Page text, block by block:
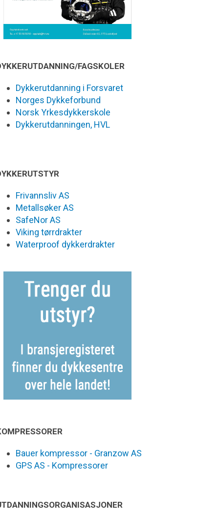
FAGSKOLER
Dykkerutdanning i Forsvaret
Norges Dykkeforbund
Norsk Yrkesdykkerskole
Dykkerutdanningen, HVL
Frivannsliv AS
Metallsøker AS
SafeNor AS
Viking tørrdrakter
Waterproof dykkerdrakter
Bauer kompressor - Granzow AS
GPS AS - Kompressorer